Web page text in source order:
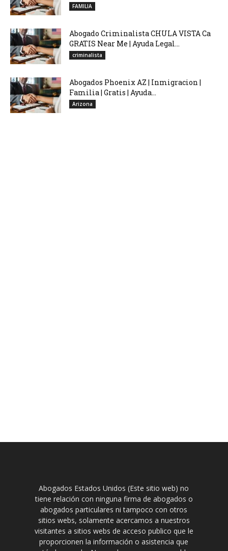
FAMILIA
Abogado Criminalista CHULA VISTA Ca
GRATIS Near Me | Ayuda Legal...
criminalista
Abogados Phoenix AZ | Inmigracion |
Familia | Gratis | Ayuda...
Arizona
Abogados Estados Unidos (Este sitio web) no
tiene relación con ninguna firma de abogados o
abogados particulares ni tampoco con otros
sitios webs, solamente acercamos a nuestros
visitantes a sitios webs de acceso publico que le
proporcionen la información o asistencia que